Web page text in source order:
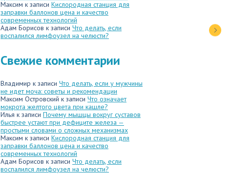
Максим к записи Кислородная станция для
заправки баллонов цена и качество
современных технологий
Адам Борисов к записи Что делать, если
воспалился лимфоузел на челюсти?
Свежие комментарии
Владимир к записи Что делать, если у мужчины
не идет моча: советы и рекомендации
Максим Островский к записи Что означает
мокрота желтого цвета при кашле?
Илья к записи Почему мышцы вокруг суставов
быстрее устают при дефиците железа —
простыми словами о сложных механизмах
Максим к записи Кислородная станция для
заправки баллонов цена и качество
современных технологий
Адам Борисов к записи Что делать, если
воспалился лимфоузел на челюсти?